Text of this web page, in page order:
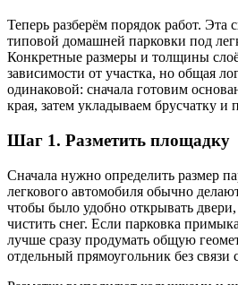
Теперь разберём порядок работ. Эта
типовой домашней парковки под
Конкретные размеры и толщины
зависимости от участка, но общая
одинаковой: сначала готовим
края, затем укладываем брусчатку и
Шаг 1. Разметить площадку
Сначала нужно определить размер
легкового автомобиля обычно
чтобы было удобно открывать
чистить снег. Если парковка
лучше сразу продумать общую
отдельный прямоугольник без связи